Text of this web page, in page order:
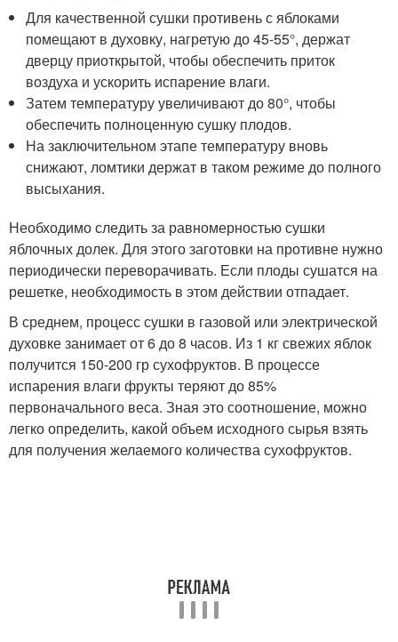
Для качественной сушки противень с яблоками
помещают в духовку, нагретую до 45-55°, держат
дверцу приоткрытой, чтобы обеспечить приток
воздуха и ускорить испарение влаги.
Затем температуру увеличивают до 80°, чтобы
обеспечить полноценную сушку плодов.
На заключительном этапе температуру вновь
снижают, ломтики держат в таком режиме до полного
высыхания.
Необходимо следить за равномерностью сушки
яблочных долек. Для этого заготовки на противне нужно
периодически переворачивать. Если плоды сушатся на
решетке, необходимость в этом действии отпадает.
В среднем, процесс сушки в газовой или электрической
духовке занимает от 6 до 8 часов. Из 1 кг свежих яблок
получится 150-200 гр сухофруктов. В процессе
испарения влаги фрукты теряют до 85%
первоначального веса. Зная это соотношение, можно
легко определить, какой объем исходного сырья взять
для получения желаемого количества сухофруктов.